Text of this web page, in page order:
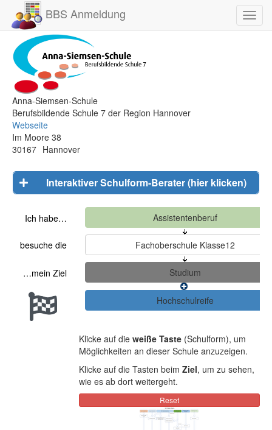
BBS Anmeldung
Anna-Siemsen-Schule
Berufsbildende Schule 7 der Region Hannover
Webseite
Im Moore 38
30167 Hannover
Interaktiver Schulform-Berater (hier klicken)
Ich habe…
besuche die
…mein Ziel
Klicke auf die weiße Taste(Schulform), um
Möglichkeiten an dieser Schule anzuzeigen.
Klicke auf die Tasten beim Ziel, um zu sehen,
wie es ab dort weitergeht.